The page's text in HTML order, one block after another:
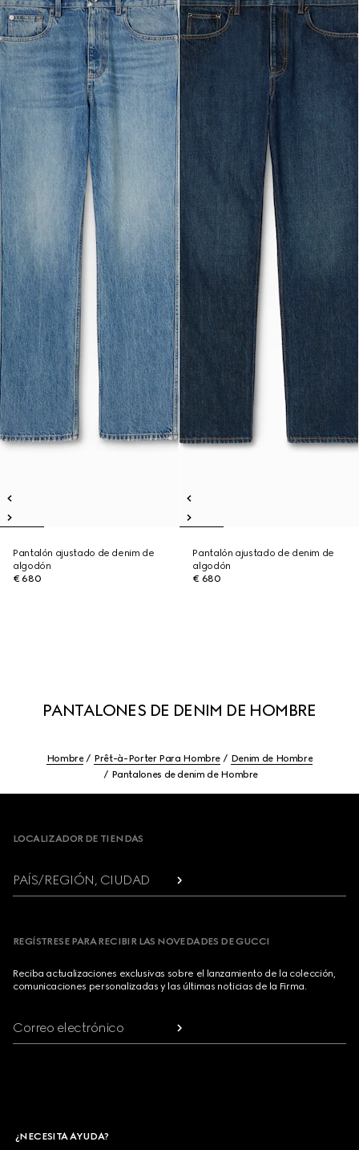
Pantalón ajustado de denim de
algodón
€ 680
Pantalón ajustado de denim de
algodón
€ 680
PANTALONES DE DENIM DE HOMBRE
Hombre Prêt-à-Porter Para Hombre
Denim de Hombre
Pantalones de denim de Hombre
LOCALIZADOR DE TIENDAS
PAÍS/REGIÓN, CIUDAD
REGÍSTRESE PARA RECIBIR LAS NOVEDADES DE GUCCI
Reciba actualizaciones exclusivas sobre el lanzamiento de la colección,
comunicaciones personalizadas y las últimas noticias de la Firma.
Correo electrónico
¿NECESITA AYUDA?